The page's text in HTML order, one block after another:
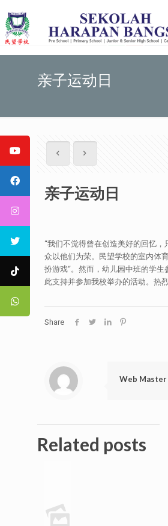
亲子运动日
亲子运动日
“我们不觉得曾在创造美好的回忆
众以他们为荣。民望学校的室内体
扮游戏“。然而，幼儿园中班的学生
此支持并参加我校举办的活动。热
Share
Web Master
Related posts